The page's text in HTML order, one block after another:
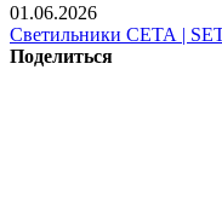
01.06.2026
Светильники СЕТА |
Поделиться